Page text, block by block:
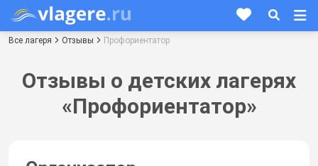
Все лагеря Отзывы Профориентатор
Отзывы о детских лагерях
«Профориентатор»